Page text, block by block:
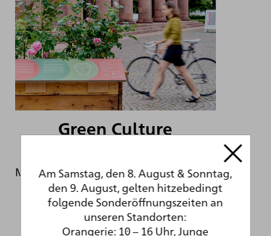
Green Culture
Maßnahmen für mehr Nachhaltigkeit in
der Kunsthalle
Am Samstag, den 8. August & Sonntag,
den 9. August, gelten hitzebedingt
folgende Sonderöffnungszeiten an
unseren Standorten:
Orangerie: 10 – 16 Uhr, Junge